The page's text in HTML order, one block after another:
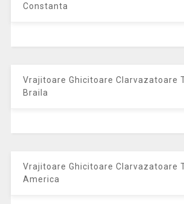
Constanta
Vrajitoare Ghicitoare Clarvazatoare
Braila
Vrajitoare Ghicitoare Clarvazatoare
America